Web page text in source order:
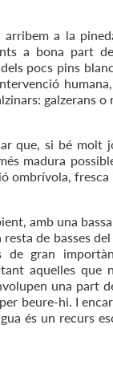
a la
a bona part
pocs pins
galzerans
que, si bé molt
madura
ombrívola,
amb una
de basses
de gran
aquelles que
una part
beure-hi. I
és un recurs